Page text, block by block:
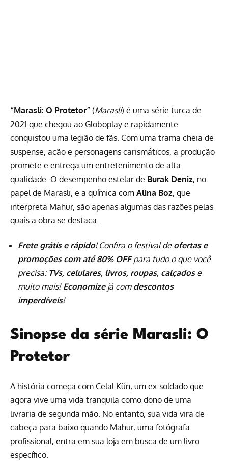
“Marasli: O Protetor” (Marasli) é uma série turca de
2021 que chegou ao Globoplay e rapidamente
conquistou uma legião de fãs. Com uma trama cheia de
suspense, ação e personagens carismáticos, a produção
promete e entrega um entretenimento de alta
qualidade. O desempenho estelar de Burak Deniz, no
papel de Marasli, e a química com Alina Boz, que
interpreta Mahur, são apenas algumas das razões pelas
quais a obra se destaca.
Frete grátis e rápido!Confira o festival de ofertas e
promoções com até 80% OFFpara tudo o que você
precisa: TVs, celulares, livros, roupas, calçadose
muito mais! Economizejá com descontos
imperdíveis!
Sinopse da série Marasli: O
Protetor
A história começa com Celal Kün, um ex-soldado que
agora vive uma vida tranquila como dono de uma
livraria de segunda mão. No entanto, sua vida vira de
cabeça para baixo quando Mahur, uma fotógrafa
profissional, entra em sua loja em busca de um livro
específico.